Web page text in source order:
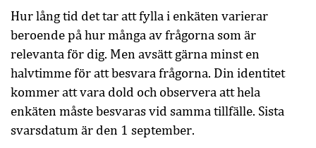
Hur lång tid det tar att fylla i enkäten varierar
beroende på hur många av frågorna som är
relevanta för dig. Men avsätt gärna minst en
halvtimme för att besvara frågorna. Din identitet
kommer att vara dold och observera att hela
enkäten måste besvaras vid samma tillfälle. Sista
svarsdatum är den 1 september.